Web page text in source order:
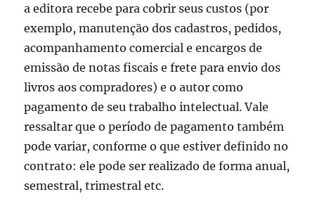
a editora recebe para cobrir seus custos (por
exemplo, manutenção dos cadastros, pedidos,
acompanhamento comercial e encargos de
emissão de notas fiscais e frete para envio dos
livros aos compradores) e o autor como
pagamento de seu trabalho intelectual. Vale
ressaltar que o período de pagamento também
pode variar, conforme o que estiver definido no
contrato: ele pode ser realizado de forma anual,
semestral, trimestral etc.